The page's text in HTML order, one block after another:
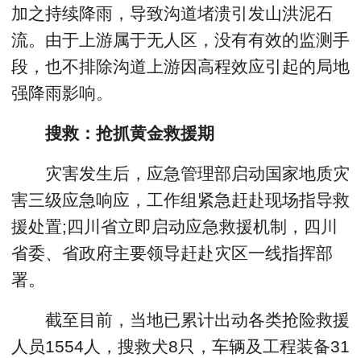
加之持续降雨，导致沟道堵溃引发山洪泥石
流。由于上游属于无人区，没有有效的监测手
段，也不排除沟道上游因高程效应引起的局地
强降雨影响。
搜救：抢抓黄金救援期
灾害发生后，应急管理部启动国家地质灾
害三级应急响应，工作组紧急赶赴现场指导救
援处置;四川省立即启动应急救援机制，四川
省委、省政府主要领导赶赴灾区一线指挥部
署。
截至目前，当地已累计出动各类抢险救援
人员1554人，搜救犬8只，车辆及工程装备31